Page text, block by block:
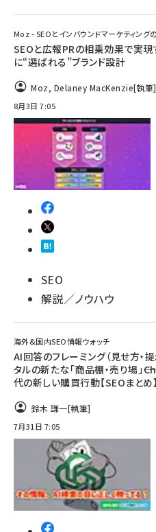
Moz - SEOとインバウンドマーケティング
SEOと広報PRの相乗効果で実現
に“選ばれる”ブランド設計
Moz, Delaney MacKenzie[執筆]
8月3日 7:05
SEO
解説／ノウハウ
海外&国内SEO情報ウォッチ
AI回答のフレーミング（見せ方・提
タルの新たな「商品棚・売り場」
代の新しい購買行動【SEOまとめ】
鈴木 謙一[執筆]
7月31日 7:05